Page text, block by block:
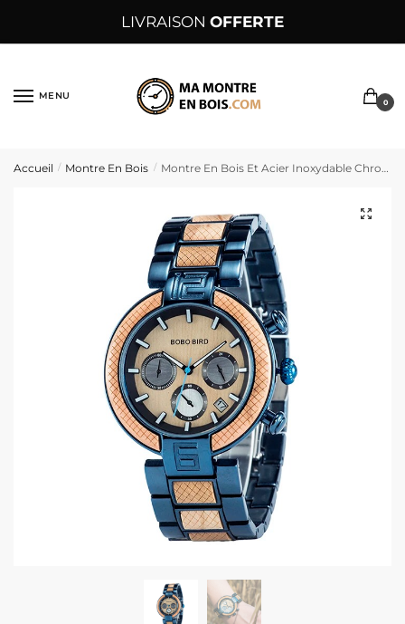
LIVRAISON OFFERTE
MENU
0
Accueil / Montre En Bois / Montre En Bois Et Acier Inoxydable Chronographe Avec Cadran Beige Et Accent Bleu – BeigeBlu